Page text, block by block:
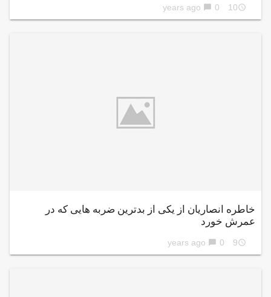
access_time
10 years ago
chat_bubble 0
خاطره انصاریان از یکی از بدترین ضربه هایی که در
عمرش خورد
access_time
9 years ago
chat_bubble 0